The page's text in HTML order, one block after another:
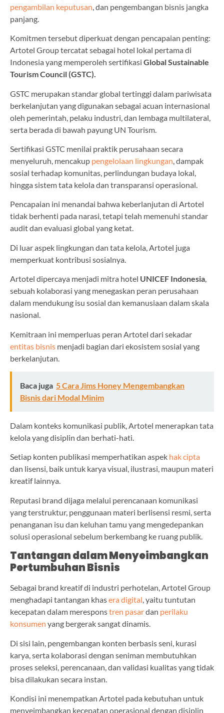
pengambilan keputusan, dan pengembangan bisnis jangka
panjang.
Komitmen tersebut diperkuat dengan pencapaian penting:
Artotel Group tercatat sebagai hotel lokal pertama di
Indonesia yang memperoleh sertifikasi Global Sustainable
Tourism Council (GSTC).
GSTC merupakan standar global tertinggi dalam pariwisata
berkelanjutan yang digunakan sebagai acuan internasional
oleh pemerintah, pelaku industri, dan lembaga multilateral,
serta berada di bawah payung UN Tourism.
Sertifikasi GSTC menilai praktik perusahaan secara
menyeluruh, mencakup pengelolaan lingkungan, dampak
sosial terhadap komunitas, perlindungan budaya lokal,
hingga sistem tata kelola dan transparansi operasional.
Pencapaian ini menandai bahwa keberlanjutan di Artotel
tidak berhenti pada narasi, tetapi telah memenuhi standar
audit dan evaluasi global yang ketat.
Di luar aspek lingkungan dan tata kelola, Artotel juga
memperkuat kontribusi sosialnya.
Artotel dipercaya menjadi mitra hotel UNICEF Indonesia,
sebuah kolaborasi yang menegaskan peran perusahaan
dalam mendukung isu sosial dan kemanusiaan dalam skala
nasional.
Kemitraan ini memperluas peran Artotel dari sekadar
entitas bisnis menjadi bagian dari ekosistem sosial yang
berkelanjutan.
Baca juga 5 Cara Jims Honey Mengembangkan
Bisnis dari Modal Minim
Dalam konteks komunikasi publik, Artotel menerapkan tata
kelola yang disiplin dan berhati-hati.
Setiap konten publikasi memperhatikan aspek hak cipta
dan lisensi, baik untuk karya visual, ilustrasi, maupun materi
kreatif lainnya.
Reputasi brand dijaga melalui perencanaan komunikasi
yang terstruktur, penggunaan materi berlisensi resmi, serta
penanganan isu dan keluhan tamu yang mengedepankan
solusi operasional sebelum berkembang ke ruang publik.
Tantangan dalam Menyeimbangkan
Pertumbuhan Bisnis
Sebagai brand kreatif di industri perhotelan, Artotel Group
menghadapi tantangan khasera digital, yaitu tuntutan
kecepatan dalam meresponstren pasardan perilaku
konsumen yang bergerak sangat dinamis.
Di sisi lain, pengembangan konten berbasis seni, kurasi
karya, serta kolaborasi dengan seniman membutuhkan
proses seleksi, perencanaan, dan validasi kualitas yang tidak
bisa dilakukan secara instan.
Kondisi ini menempatkan Artotel pada kebutuhan untuk
menyeimbangkan kecepatan operasional dengan disiplin